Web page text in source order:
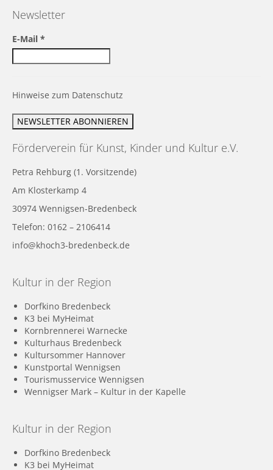
Newsletter
E-Mail *
Hinweise zum Datenschutz
Förderverein für Kunst, Kinder und Kultur e.V.
Petra Rehburg (1. Vorsitzende)
Am Klosterkamp 4
30974 Wennigsen-Bredenbeck
Telefon: 0162 – 2106414
info@khoch3-bredenbeck.de
Kultur in der Region
Dorfkino Bredenbeck
K3 bei MyHeimat
Kornbrennerei Warnecke
Kulturhaus Bredenbeck
Kultursommer Hannover
Kunstportal Wennigsen
Tourismusservice Wennigsen
Wennigser Mark – Kultur in der Kapelle
Kultur in der Region
Dorfkino Bredenbeck
K3 bei MyHeimat